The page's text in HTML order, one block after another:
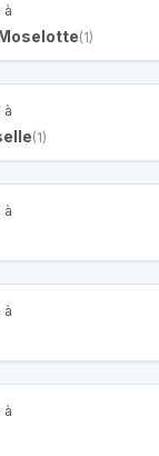
à
(1)
à
(1)
à
à
à